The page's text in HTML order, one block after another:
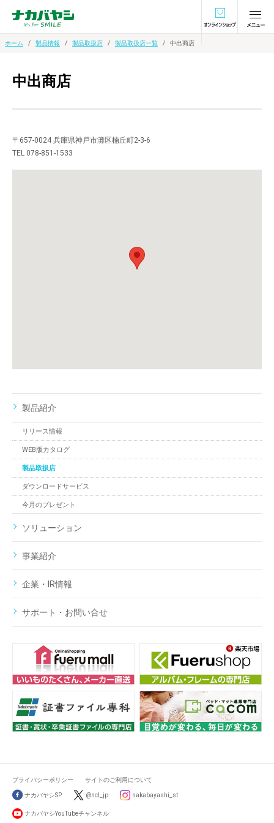
オンラインショ
ホーム 製品情報 製品取扱店 製品取扱店一覧 中出商店
中出商店
〒657-0024 兵庫県神戸市灘区楠丘町2-3-6
TEL 078-851-1533
製品紹介
リリース情報
WEB版カタログ
製品取扱店
ダウンロードサービス
今月のプレゼント
ソリューション
事業紹介
企業・IR情報
サポート・お問い合せ
プライバシーポリシー サイトのご利用について
ナカバヤシSP @ncl_jp nakabayashi_st
ナカバヤシYouTubeチャンネル